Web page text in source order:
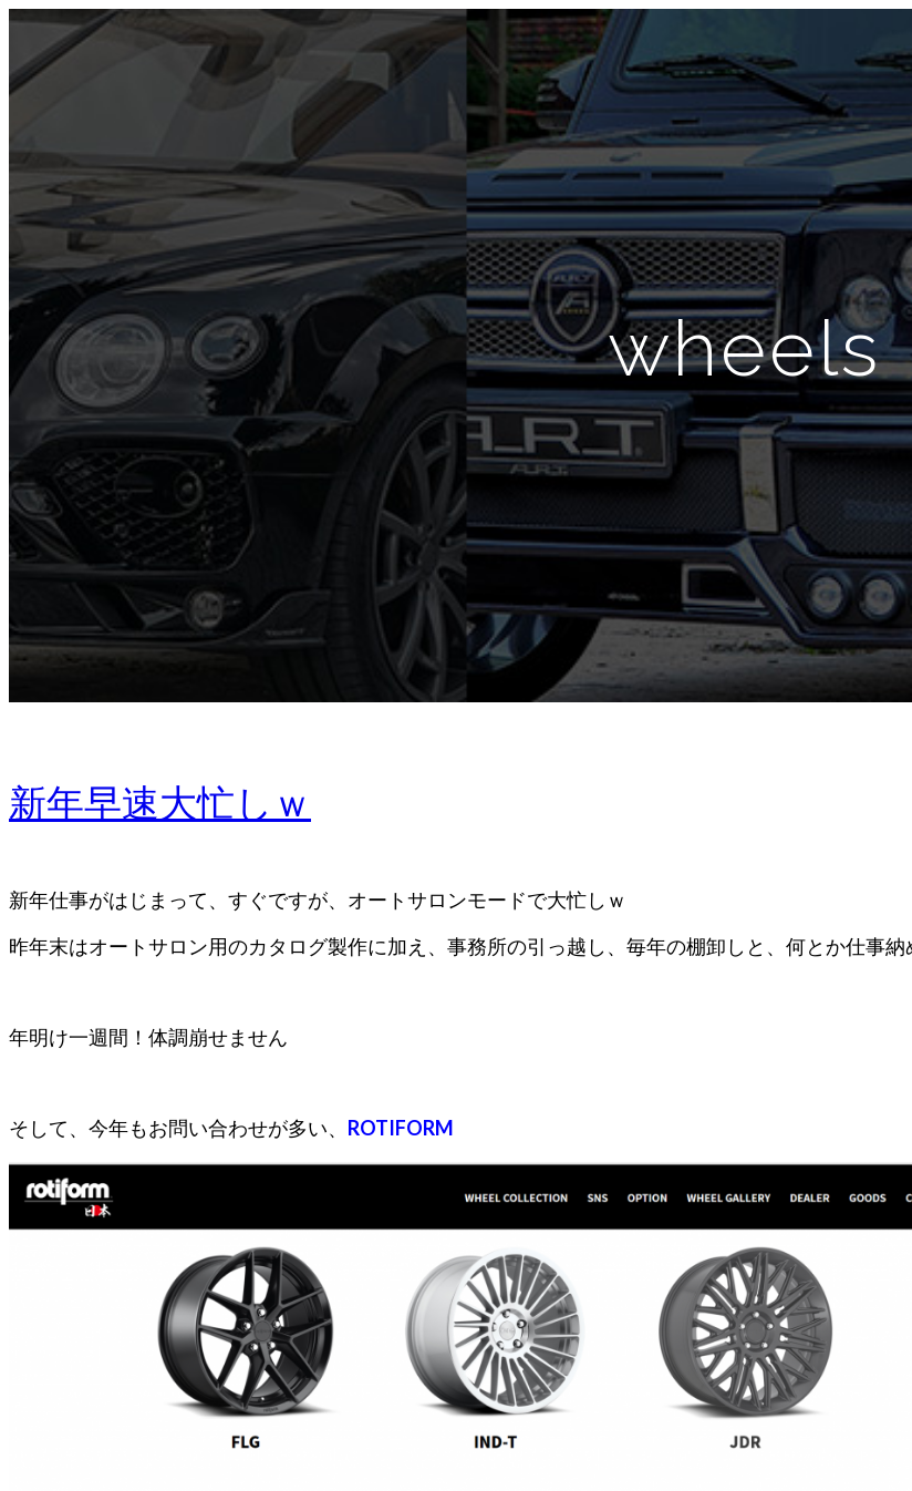
wheels
新年早速大忙しｗ
新年仕事がはじまって、すぐですが、オートサロンモードで大忙しｗ
昨年末はオートサロン用のカタログ製作に加え、事務所の引っ越し、毎年の棚卸しと、何とか仕事
年明け一週間！体調崩せません
そして、今年もお問い合わせが多い、 ROTIFORM